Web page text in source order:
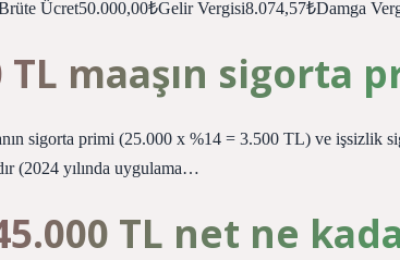
Ücret50.000,00₺Gelir Vergisi8.074,57₺Damga
TL maaşın sigorta
sigorta primi (25.000 x %14 = 3.500 TL) ve işsizlik
(2024 yılında uygulama…
TL net ne